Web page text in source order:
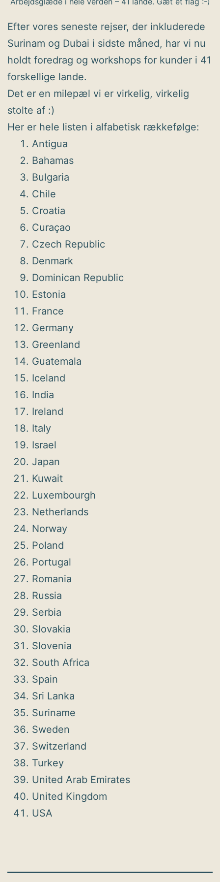
Efter vores seneste rejser, der inkluderede
Surinam og Dubai i sidste måned, har vi nu
holdt foredrag og workshops for kunder i 41
forskellige lande.
Det er en milepæl vi er virkelig, virkelig
stolte af :)
Her er hele listen i alfabetisk rækkefølge:
Antigua
Bahamas
Bulgaria
Chile
Croatia
Curaçao
Czech Republic
Denmark
Dominican Republic
Estonia
France
Germany
Greenland
Guatemala
Iceland
India
Ireland
Italy
Israel
Japan
Kuwait
Luxembourgh
Netherlands
Norway
Poland
Portugal
Romania
Russia
Serbia
Slovakia
Slovenia
South Africa
Spain
Sri Lanka
Suriname
Sweden
Switzerland
Turkey
United Arab Emirates
United Kingdom
USA